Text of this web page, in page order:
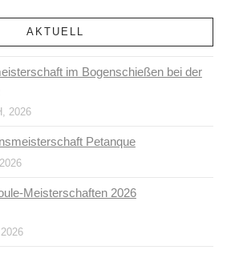
AKTUELL
im Bogenschießen bei der
2026
Petanque
Meisterschaften 2026